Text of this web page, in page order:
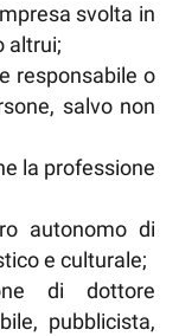
svolta in
altrui;
responsabile o
salvo non
la professione
autonomo di
e culturale;
di dottore
pubblicista,